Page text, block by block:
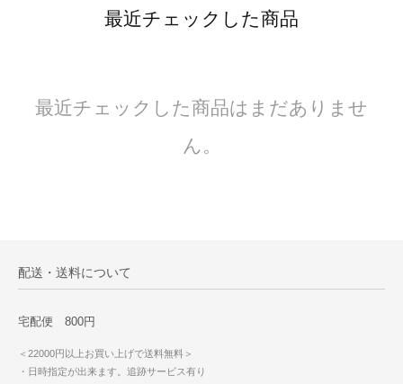
最近チェックした商品
最近チェックした商品はまだありませ
ん。
配送・送料について
宅配便 800円
＜22000円以上お買い上げで送料無料＞
・日時指定が出来ます。追跡サービス有り